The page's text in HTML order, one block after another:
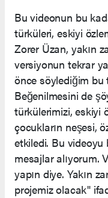
Bu videonun bu
türküleri, eskiyi
Zorer Üzan, yakın
versiyonun tekrar
önce söylediğim bu
Beğenilmesini de
türkülerimizi, eskiyi
çocukların neşesi,
etkiledi. Bu
mesajlar alıyorum.
yapın diye. Yakın
projemiz olacak"